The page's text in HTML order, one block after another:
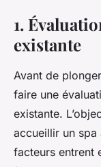
1.
existante
Avant de
faire une
existante.
accueillir un
facteurs entrent